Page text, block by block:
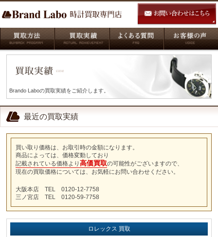
Brando Laboの買取実績をご紹介します。
最近の買取実績
買い取り価格は、お取引時の金額になります。
商品によっては、価格変動しており
記載されている価格より 高価買取の可能性がございますので、
現在の買取価格については、お気軽にお問い合わせください。
大阪本店 TEL 0120-12-7758
三ノ宮店 TEL 0120-59-7758
ロレックス 買取